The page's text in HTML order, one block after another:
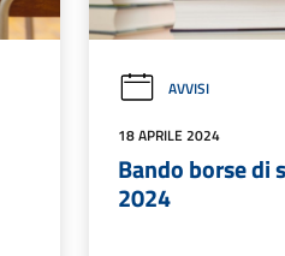
AVVISI
18 APRILE 2024
Bando borse di
2024